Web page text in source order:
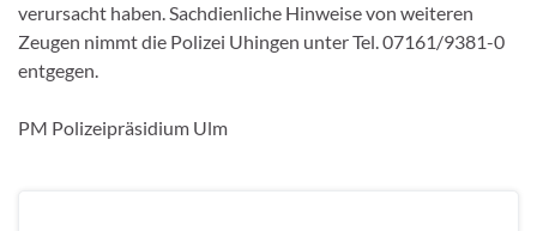
verursacht haben. Sachdienliche Hinweise von weiteren
Zeugen nimmt die Polizei Uhingen unter Tel. 07161/9381-0
entgegen.
PM Polizeipräsidium Ulm